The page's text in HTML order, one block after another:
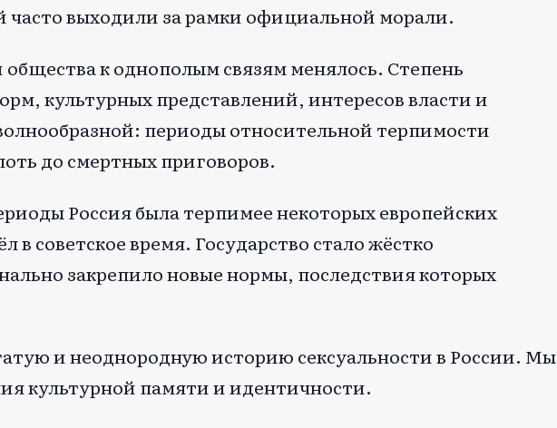
выходили за рамки официальной морали.
к однополым связям менялось. Степень
культурных представлений, интересов власти и
периоды относительной терпимости
до смертных приговоров.
Россия была терпимее некоторых европейских
советское время. Государство стало жёстко
закрепило новые нормы, последствия которых
и неоднородную историю сексуальности в России. Мы
культурной памяти и идентичности.